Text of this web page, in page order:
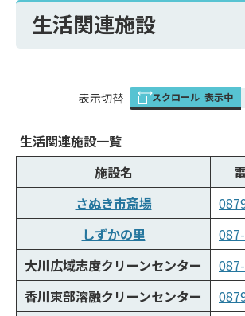
生活関連施設
表
み
の
表示切替 スクロール 表示中
生活関連施設一覧
施設名
さぬき市斎場
しずかの里
大川広域志度クリーンセンター
香川東部溶融クリーンセンター